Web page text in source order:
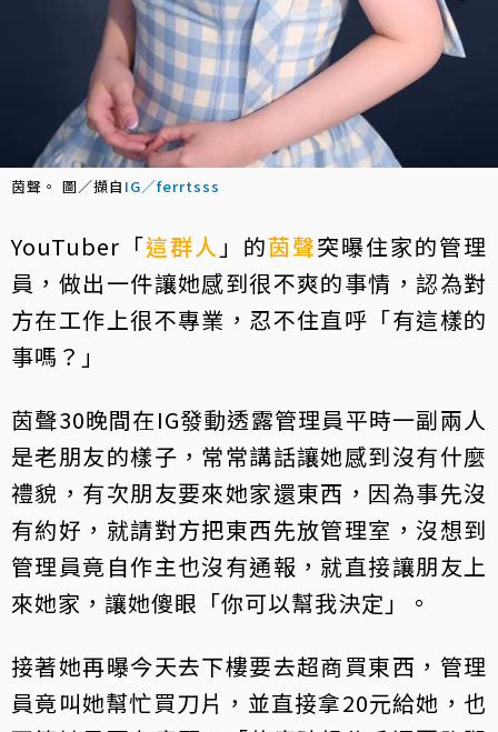
茵聲。 圖／擷自 IG／ferrtsss
YouTuber「這群人 」的茵聲突曝住家的管理
員，做出一件讓她感到很不爽的事情，認為對
方在工作上很不專業，忍不住直呼「有這樣的
事嗎？」
茵聲30晚間在IG發動透露管理員平時一副兩人
是老朋友的樣子，常常講話讓她感到沒有什麼
禮貌，有次朋友要來她家還東西，因為事先沒
有約好，就請對方把東西先放管理室，沒想到
管理員竟自作主也沒有通報，就直接讓朋友上
來她家，讓她傻眼「你可以幫我決定」。
接著她再曝今天去下樓要去超商買東西，管理
員竟叫她幫忙買刀片，並直接拿20元給她，也